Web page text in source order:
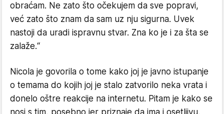
obraćam. Ne zato što očekujem da sve popravi,
već zato što znam da sam uz nju sigurna. Uvek
nastoji da uradi ispravnu stvar. Zna ko je i za šta se
zalaže.“
​Nicola je govorila o tome kako joj je javno istupanje
o temama do kojih joj je stalo zatvorilo neka vrata i
donelo oštre reakcije na internetu. Pitam je kako se